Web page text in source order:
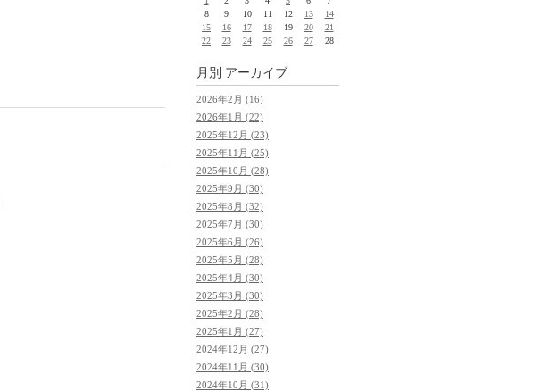
8
9 10 11 12 13
14
15
16 17 18 19 20
21
22
23 24 25 26 27 28
月別 アーカイブ
2026年2月 (16)
2026年1月 (22)
2025年12月 (23)
2025年11月 (25)
2025年10月 (28)
2025年9月 (30)
2025年8月 (32)
2025年7月 (30)
2025年6月 (26)
2025年5月 (28)
2025年4月 (30)
2025年3月 (30)
2025年2月 (28)
2025年1月 (27)
2024年12月 (27)
2024年11月 (30)
2024年10月 (31)